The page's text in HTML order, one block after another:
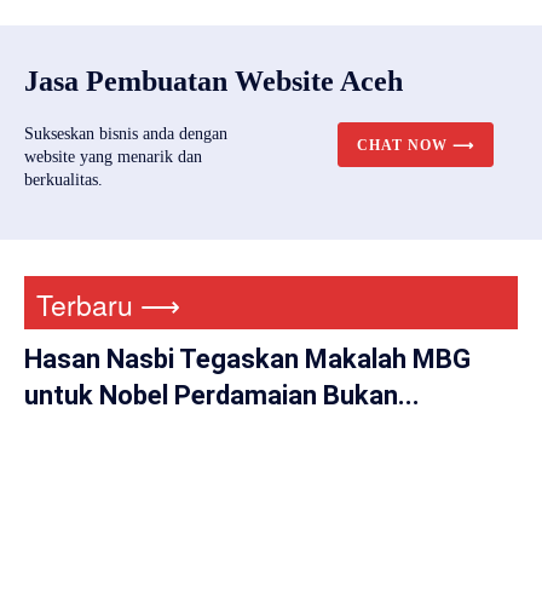
Jasa Pembuatan Website Aceh
Sukseskan bisnis anda dengan
website yang menarik dan
berkualitas.
CHAT NOW ⟶
Terbaru ⟶
Hasan Nasbi Tegaskan Makalah MBG
untuk Nobel Perdamaian Bukan...